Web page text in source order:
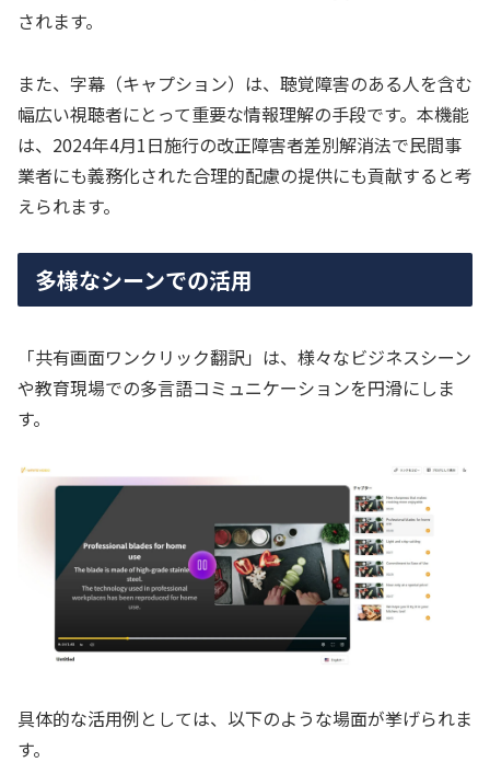
されます。
また、字幕（キャプション）は、聴覚障害のある人を含む
幅広い視聴者にとって重要な情報理解の手段です。本機能
は、2024年4月1日施行の改正障害者差別解消法で民間事
業者にも義務化された合理的配慮の提供にも貢献すると考
えられます。
多様なシーンでの活用
「共有画面ワンクリック翻訳」は、様々なビジネスシーン
や教育現場での多言語コミュニケーションを円滑にしま
す。
具体的な活用例としては、以下のような場面が挙げられま
す。